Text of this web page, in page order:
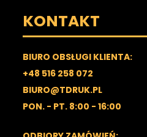
KONTAKT
BIURO OBSŁUGI KLIENTA:
+48 516 258 072
BIURO@TDRUK.PL
PON. - PT. 8:00 - 16:00